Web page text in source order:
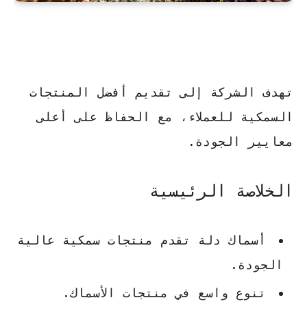
تهدف الشركة إلى تقديم أفضل المنتجات
السمكية للعملاء، مع الحفاظ على أعلى
معايير الجودة.
الخلاصة الرئيسية
أسماك دلة تقدم منتجات سمكية عالية
الجودة.
تنوع واسع في منتجات الأسماك.